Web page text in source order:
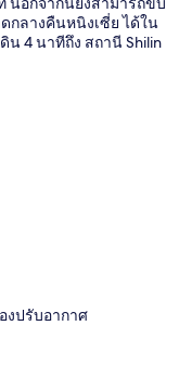
ลางคืนหนิงเซี่ย ได้ใน
4 นาทีถึง สถานี Shilin
งปรับอากาศ